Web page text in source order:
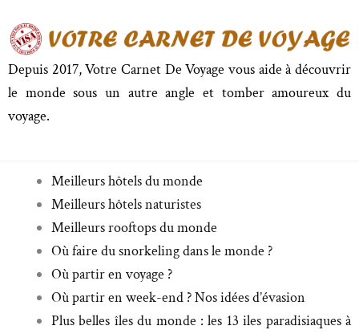
Depuis 2017, Votre Carnet De Voyage vous aide à découvrir
le monde sous un autre angle et tomber amoureux du
voyage.
Meilleurs hôtels du monde
Meilleurs hôtels naturistes
Meilleurs rooftops du monde
Où faire du snorkeling dans le monde ?
Où partir en voyage ?
Où partir en week-end ? Nos idées d’évasion
Plus belles îles du monde : les 13 iles paradisiaques à